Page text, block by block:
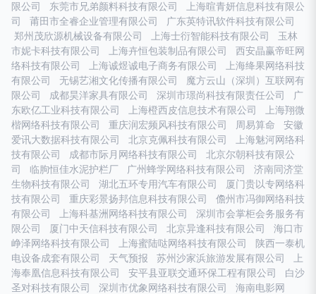
限公司
东莞市兄弟颜料科技有限公司
上海暄青妍信息科技有限公
司
莆田市全睿企业管理有限公司
广东英特讯软件科技有限公司
郑州茂欣源机械设备有限公司
上海士衍智能科技有限公司
玉林
市妮卡科技有限公司
上海卉恒包装制品有限公司
西安晶赢帝旺网
络科技有限公司
上海诚煜诚电子商务有限公司
上海绛果网络科技
有限公司
无锡艺湘文化传播有限公司
魔方云山（深圳）互联网有
限公司
成都昊洋家具有限公司 深圳市璟尚科技有限责任公司
广
东欧亿工业科技有限公司
上海橙西皮信息技术有限公司
上海翔微
楷网络科技有限公司
重庆润宏频风科技有限公司 周易算命
安徽
爱讯大数据科技有限公司
北京克佩科技有限公司
上海魅河网络科
技有限公司
成都市际月网络科技有限公司
北京尔朝科技有限公
司
临朐恒佳水泥护栏厂 广州蜂学网络科技有限公司
济南同济堂
生物科技有限公司
湖北五环专用汽车有限公司
厦门贵以专网络科
技有限公司
重庆彩景扬邦信息科技有限公司
儋州市冯御网络科技
有限公司
上海科基洲网络科技有限公司
深圳市会掌柜会务服务有
限公司
厦门中天信科技有限公司 北京异逢科技有限公司
海口市
峥泽网络科技有限公司
上海蜜陆哒网络科技有限公司
陕西一泰机
电设备成套有限公司
天气预报 苏州沙家浜旅游发展有限公司
上
海奉凰信息科技有限公司
安平县亚联交通环保工程有限公司
白沙
圣对科技有限公司
深圳市优象网络科技有限公司 海南电影网